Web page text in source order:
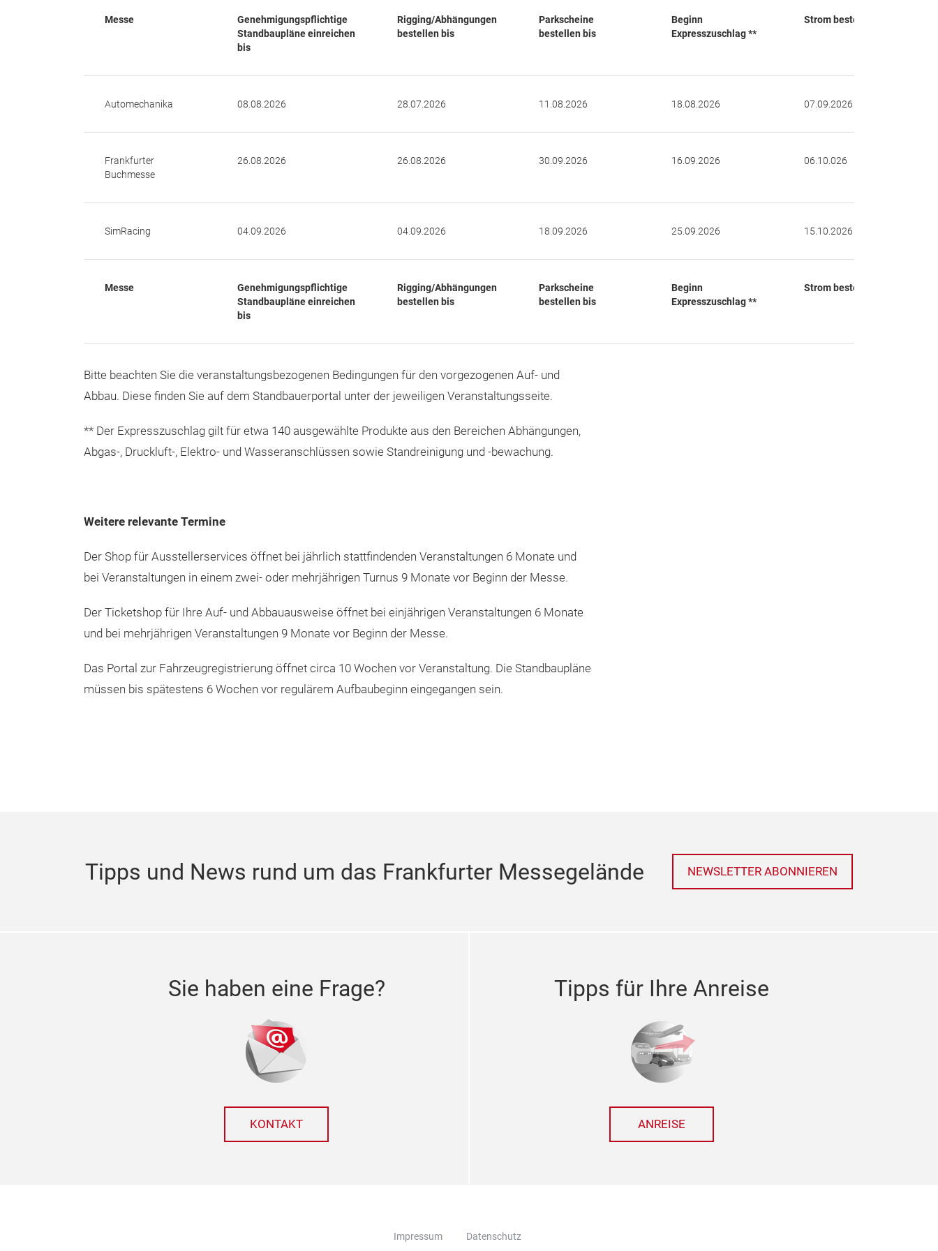
Messe
Genehmigungspflichtige
Standbaupläneeinreichen
bis
Rigging/Abhängungen
bestellen bis
Parkscheine
bestellen bis
Beginn
Expresszuschlag **
Strom bestellen bis
Automechanika 08.08.2026 28.07.2026 11.08.2026 18.08.2026 07.09.2026
Frankfurter
Buchmesse
26.08.2026 26.08.2026 30.09.2026 16.09.2026 06.10.026
SimRacing 04.09.2026 04.09.2026 18.09.2026 25.09.2026 15.10.2026
Messe
Genehmigungspflichtige
Standbaupläne einreichen
bis
Rigging/Abhängungen
bestellen bis
Parkscheine
bestellen bis
Beginn
Expresszuschlag **
Strom bestellen bis
Bitte beachten Sie die veranstaltungsbezogenen Bedingungen für den vorgezogenen Auf- und
Abbau. Diese finden Sie auf dem Standbauerportal unter der jeweiligen Veranstaltungsseite.
** Der Expresszuschlag gilt für etwa 140 ausgewählte Produkte aus den Bereichen Abhängungen,
Abgas-, Druckluft-, Elektro- und Wasseranschlüssen sowie Standreinigung und -bewachung.
Weitere relevante Termine
Der Shop für Ausstellerservices öffnet bei jährlich stattfindenden Veranstaltungen 6 Monate und
bei Veranstaltungen in einem zwei- oder mehrjährigen Turnus 9 Monate vor Beginn der Messe.
Der Ticketshop für Ihre Auf- und Abbauausweise öffnet bei einjährigen Veranstaltungen 6 Monate
und bei mehrjährigen Veranstaltungen 9 Monate vor Beginn der Messe.
Das Portal zur Fahrzeugregistrierung öffnet circa 10 Wochen vor Veranstaltung. Die Standbaupläne
müssen bis spätestens 6 Wochen vor regulärem Aufbaubeginn eingegangen sein.
Tipps und News rund um das Frankfurter Messegelände NEWSLETTER ABONNIEREN
Sie haben eine Frage?
KONTAKT
Tipps für Ihre Anreise
ANREISE
Impressum Datenschutz